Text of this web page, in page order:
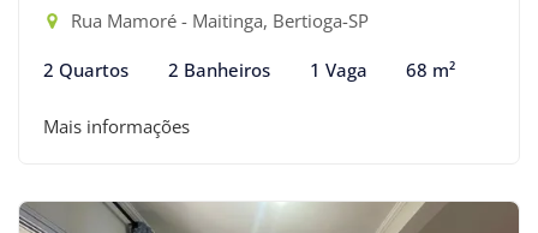
Rua Mamoré - Maitinga, Bertioga-SP
2 Quartos 2 Banheiros 1 Vaga 68 m²
Mais informações